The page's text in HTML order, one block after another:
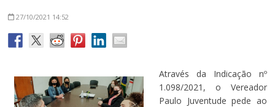
27/10/2021 14:52
Através da Indicação nº
1.098/2021, o Vereador
Paulo Juventude pede ao